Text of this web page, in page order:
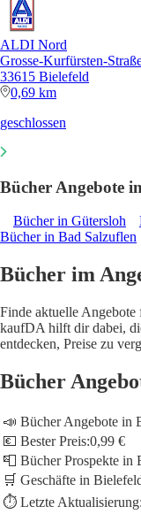
ALDI Nord
Grosse-Kurfürsten-
33615 Bielefeld
0,69 km
geschlossen
Bücher Angebote
Bücher in Gütersloh
Bücher in Bad Salzuflen
Bücher im
Finde aktuelle
kaufDA hilft dir dabei,
entdecken, Preise zu
Bücher
📣 Bücher Angebote in
💶 Bester Preis:0,99 €
📮 Bücher Prospekte in
🛒 Geschäfte in
⏱️ Letzte Aktualisierung: